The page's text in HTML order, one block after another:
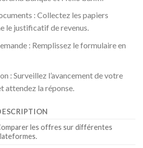
: Collectez les papiers
le justificatif de revenus.
: Remplissez le formulaire en
: Surveillez l’avancement de votre
attendez la réponse.
les offres sur différentes